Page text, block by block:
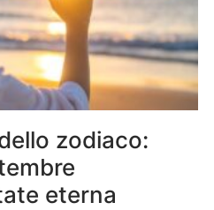
zodiaco:
eterna